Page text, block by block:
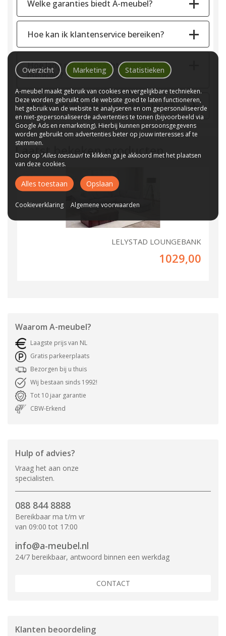
Welke garanties biedt A-meubel?
Hoe kan ik klantenservice bereiken?
Hoe lang moet ik wachten op mijn
meubels?
Wat houdt de laagste prijsgarantie in?
Laatst bekeken producten
LELYSTAD LOUNGEBANK
1029,00
Waarom A-meubel?
Laagste prijs van NL
Gratis parkeerplaats
Bezorgen bij u thuis
Wij bestaan sinds 1992!
Tot 10 jaar garantie
CBW-Erkend
Hulp of advies?
Vraag het aan onze
specialisten.
088 844 8888
Bereikbaar ma t/m vr
van 09:00 tot 17:00
info@a-meubel.nl
24/7 bereikbaar, antwoord binnen een werkdag
CONTACT
Klanten beoordeling
Overzicht Marketing Statistieken
A-meubel maakt gebruik van cookies en vergelijkbare technieken.
Deze worden gebruikt om de website goed te laten functioneren,
het gebruik van de website te analyseren en om gepersonaliseerde
en niet-gepersonaliseerde advertenties te tonen (bijvoorbeeld via
Google Ads en remarketing). Hierbij kunnen persoonsgegevens
worden gebruikt om advertenties beter op jouw interesses af te
stemmen.
Door op ‘Alles toestaan’ te klikken ga je akkoord met het plaatsen
van deze cookies.
Alles toestaan Opslaan
Cookieverklaring Algemene voorwaarden